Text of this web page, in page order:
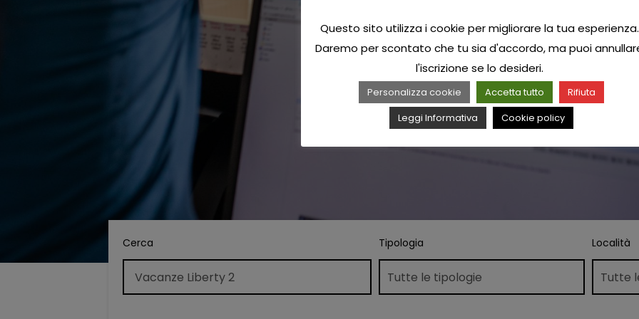
Cerca Tipologia Località
Questo sito utilizza i cookie per migliorare la tua esperienza.
Daremo per scontato che tu sia d'accordo, ma puoi
l'iscrizione se lo desideri.
Personalizza cookie Accetta tutto
Rifiuta
Leggi Informativa
Cookie policy